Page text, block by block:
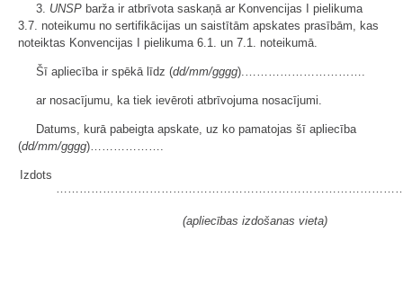
3. UNSP barža ir atbrīvota saskaņā ar Konvencijas I pielikuma
3.7. noteikumu no sertifikācijas un saistītām apskates prasībām, kas
noteiktas Konvencijas I pielikuma 6.1. un 7.1. noteikumā.
Šī apliecība ir spēkā līdz (dd/mm/gggg).………………………….
ar nosacījumu, ka tiek ievēroti atbrīvojuma nosacījumi.
Datums, kurā pabeigta apskate, uz ko pamatojas šī apliecība
(dd/mm/gggg)……………….
Izdots
(apliecības izdošanas vieta)